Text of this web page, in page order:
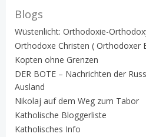
Blogs
Wüstenlicht: Orthodoxie-
Orthodoxe Christen ( Orthodoxer
Kopten ohne Grenzen
DER BOTE – Nachrichten der
Ausland
Nikolaj auf dem Weg zum Tabor
Katholische Bloggerliste
Katholisches Info